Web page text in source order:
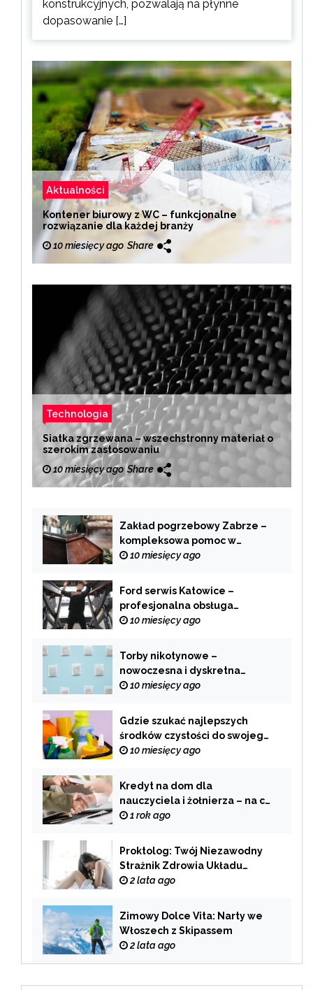
konstrukcyjnych, pozwalają na płynne
dopasowanie […]
Aktualności
Kontener biurowy z WC – funkcjonalne
rozwiązanie dla każdej branży
10 miesięcy ago Share
Technologia
Siatka zgrzewana – wszechstronny materiał o
szerokim zastosowaniu
10 miesięcy ago Share
Zakład pogrzebowy Zabrze –
kompleksowa pomoc w
trudnych chwilach
10 miesięcy ago
Ford serwis Katowice –
profesjonalna obsługa
Twojego samochodu
10 miesięcy ago
Torby nikotynowe –
nowoczesna i dyskretna
alternatywa dla tradycyjnego
10 miesięcy ago
Gdzie szukać najlepszych
środków czystości do swojego
domu?
10 miesięcy ago
Kredyt na dom dla
nauczyciela i żołnierza – na co
zwrócić uwagę przy wyborze
1 rok ago
Proktolog: Twój Niezawodny
Strażnik Zdrowia Układu
Pokarmowego
2 lata ago
Zimowy Dolce Vita: Narty we
Włoszech z Skipassem
2 lata ago